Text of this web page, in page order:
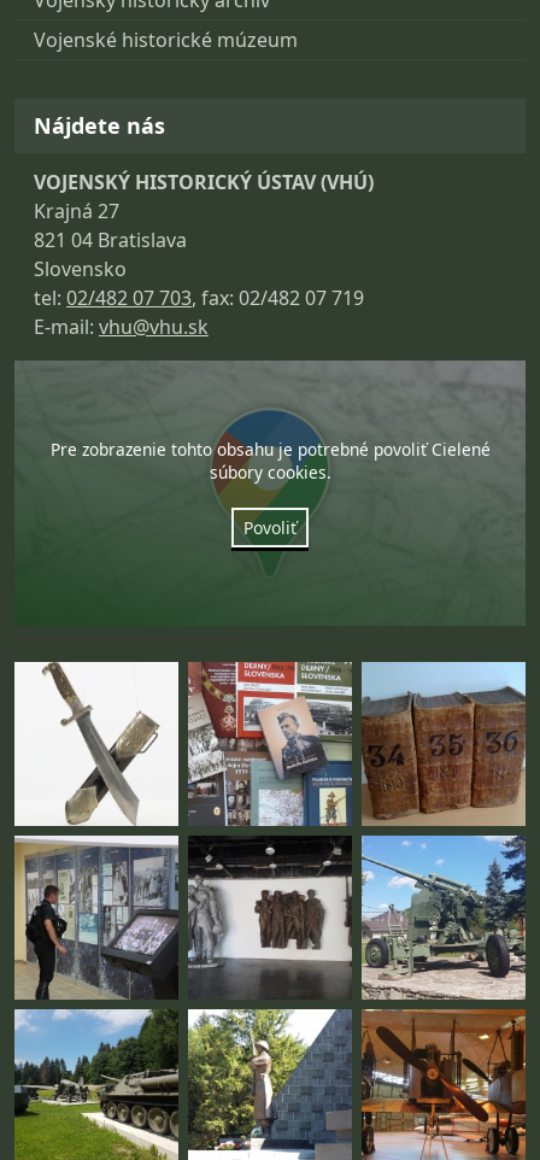
Vojenské historické múzeum
Nájdete nás
VOJENSKÝ HISTORICKÝ ÚSTAV (VHÚ)
Krajná 27
821 04 Bratislava
Slovensko
tel: 02/482 07 703, fax: 02/482 07 719
E-mail: vhu@vhu.sk
Pre zobrazenie tohto obsahu je potrebné povoliť Cielené
súbory cookies.
Povoliť
Fotogaléria